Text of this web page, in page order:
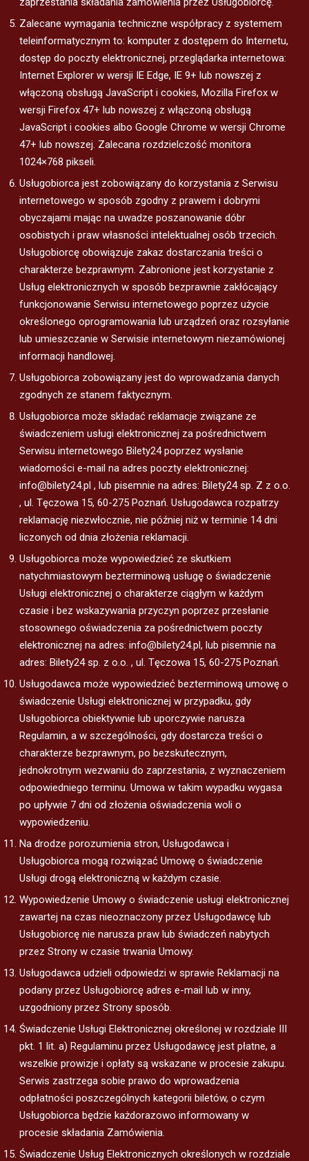
Zalecane wymagania techniczne współpracy z systemem
teleinformatycznym to: komputer z dostępem do Internetu,
dostęp do poczty elektronicznej, przeglądarka internetowa:
Internet Explorer w wersji IE Edge, IE 9+ lub nowszej z
włączoną obsługą JavaScript i cookies, Mozilla Firefox w
wersji Firefox 47+ lub nowszej z włączoną obsługą
JavaScript i cookies albo Google Chrome w wersji Chrome
47+ lub nowszej. Zalecana rozdzielczość monitora
1024×768 pikseli.
Usługobiorca jest zobowiązany do korzystania z Serwisu
internetowego w sposób zgodny z prawem i dobrymi
obyczajami mając na uwadze poszanowanie dóbr
osobistych i praw własności intelektualnej osób trzecich.
Usługobiorcę obowiązuje zakaz dostarczania treści o
charakterze bezprawnym. Zabronione jest korzystanie z
Usług elektronicznych w sposób bezprawnie zakłócający
funkcjonowanie Serwisu internetowego poprzez użycie
określonego oprogramowania lub urządzeń oraz rozsyłanie
lub umieszczanie w Serwisie internetowym niezamówionej
informacji handlowej.
Usługobiorca zobowiązany jest do wprowadzania danych
zgodnych ze stanem faktycznym.
Usługobiorca może składać reklamacje związane ze
świadczeniem usługi elektronicznej za pośrednictwem
Serwisu internetowego Bilety24 poprzez wysłanie
wiadomości e-mail na adres poczty elektronicznej:
info@bilety24.pl , lub pisemnie na adres: Bilety24 sp. Z z o.o.
, ul. Tęczowa 15, 60-275 Poznań. Usługodawca rozpatrzy
reklamację niezwłocznie, nie później niż w terminie 14 dni
liczonych od dnia złożenia reklamacji.
Usługobiorca może wypowiedzieć ze skutkiem
natychmiastowym bezterminową usługę o świadczenie
Usługi elektronicznej o charakterze ciągłym w każdym
czasie i bez wskazywania przyczyn poprzez przesłanie
stosownego oświadczenia za pośrednictwem poczty
elektronicznej na adres: info@bilety24.pl, lub pisemnie na
adres: Bilety24 sp. z o.o. , ul. Tęczowa 15, 60-275 Poznań.
Usługodawca może wypowiedzieć bezterminową umowę o
świadczenie Usługi elektronicznej w przypadku, gdy
Usługobiorca obiektywnie lub uporczywie narusza
Regulamin, a w szczególności, gdy dostarcza treści o
charakterze bezprawnym, po bezskutecznym,
jednokrotnym wezwaniu do zaprzestania, z wyznaczeniem
odpowiedniego terminu. Umowa w takim wypadku wygasa
po upływie 7 dni od złożenia oświadczenia woli o
wypowiedzeniu.
Na drodze porozumienia stron, Usługodawca i
Usługobiorca mogą rozwiązać Umowę o świadczenie
Usługi drogą elektroniczną w każdym czasie.
Wypowiedzenie Umowy o świadczenie usługi elektronicznej
zawartej na czas nieoznaczony przez Usługodawcę lub
Usługobiorcę nie narusza praw lub świadczeń nabytych
przez Strony w czasie trwania Umowy.
Usługodawca udzieli odpowiedzi w sprawie Reklamacji na
podany przez Usługobiorcę adres e-mail lub w inny,
uzgodniony przez Strony sposób.
Świadczenie Usługi Elektronicznej określonej w rozdziale III
pkt. 1 lit. a) Regulaminu przez Usługodawcę jest płatne, a
wszelkie prowizje i opłaty są wskazane w procesie zakupu.
Serwis zastrzega sobie prawo do wprowadzenia
odpłatności poszczególnych kategorii biletów, o czym
Usługobiorca będzie każdorazowo informowany w
procesie składania Zamówienia.
Świadczenie Usług Elektronicznych określonych w rozdziale